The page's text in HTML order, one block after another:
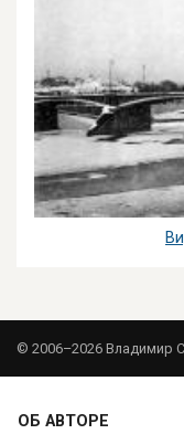
© 2006–2026 Владимир
ОБ АВТОРЕ